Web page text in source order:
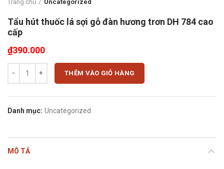
Trang chủ Uncategorized
Tẩu hút thuốc lá sợi gỗ đàn hương trơn DH 784 cao
cấp
₫390.000
Tẩu hút thuốc lá sợi gỗ đàn hương trơn DH 784 cao cấp số lượng
THÊM VÀO GIỎ HÀNG
Danh mục: Uncategorized
MÔ TẢ